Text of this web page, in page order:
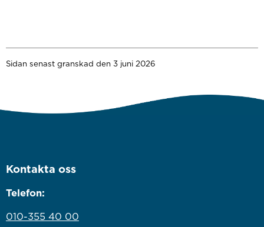
Sidan senast granskad den 3 juni 2026
Kontakta oss
Telefon:
010-355 40 00